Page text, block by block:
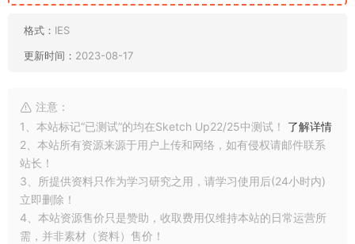
格式： IES
更新时间： 2023-08-17
注意：
1、本站标记“已测试”的均在Sketch Up22/25中测试！ 了解详情
2、本站所有资源来源于用户上传和网络，如有侵权请邮件联系
站长！
3、所提供资料只作为学习研究之用，请学习使用后(24小时内)
立即删除！
4、本站资源售价只是赞助，收取费用仅维持本站的日常运营所
需，并非素材（资料）售价！